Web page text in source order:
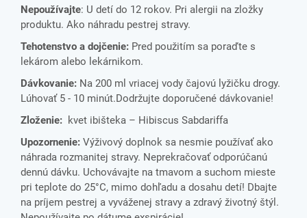
Nepoužívajte: U detí do 12 rokov. Pri alergii na zložky
produktu. Ako náhradu pestrej stravy.
Tehotenstvo a dojčenie: Pred použitím sa poraďte s
lekárom alebo lekárnikom.
Dávkovanie: Na 200 ml vriacej vody čajovú lyžičku drogy.
Lúhovať 5 - 10 minút.Dodržujte doporučené dávkovanie!
Zloženie: kvet ibišteka – Hibiscus Sabdariffa
Upozornenie: Výživový doplnok sa nesmie používať ako
náhrada rozmanitej stravy. Neprekračovať odporúčanú
dennú dávku. Uchovávajte na tmavom a suchom mieste
pri teplote do 25°C, mimo dohľadu a dosahu detí! Dbajte
na príjem pestrej a vyváženej stravy a zdravý životný štýl.